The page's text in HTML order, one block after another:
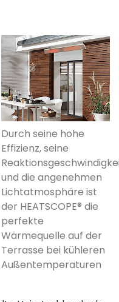
Durch seine hohe
Effizienz, seine
und die angenehmen
Lichtatmosphäre ist
der HEATSCOPE® die
perfekte
Wärmequelle auf der
Terrasse bei kühleren
Außentemperaturen